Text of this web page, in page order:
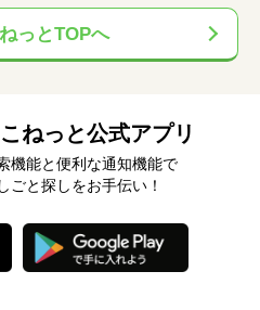
っとTOPへ
ねっと公式アプリ
機能と便利な通知機能で
ごと探しをお手伝い！